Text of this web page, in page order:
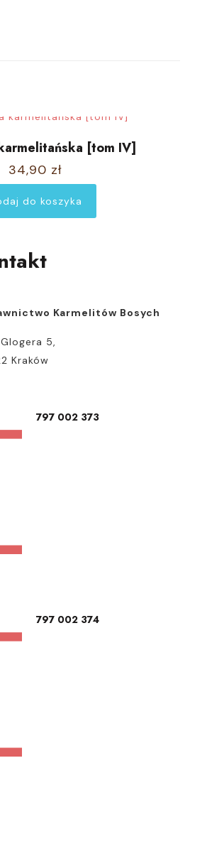
[tom IV]
34,90 zł
do koszyka
Karmelitów Bosych
5,
Kraków
797 002 373
797 002 374